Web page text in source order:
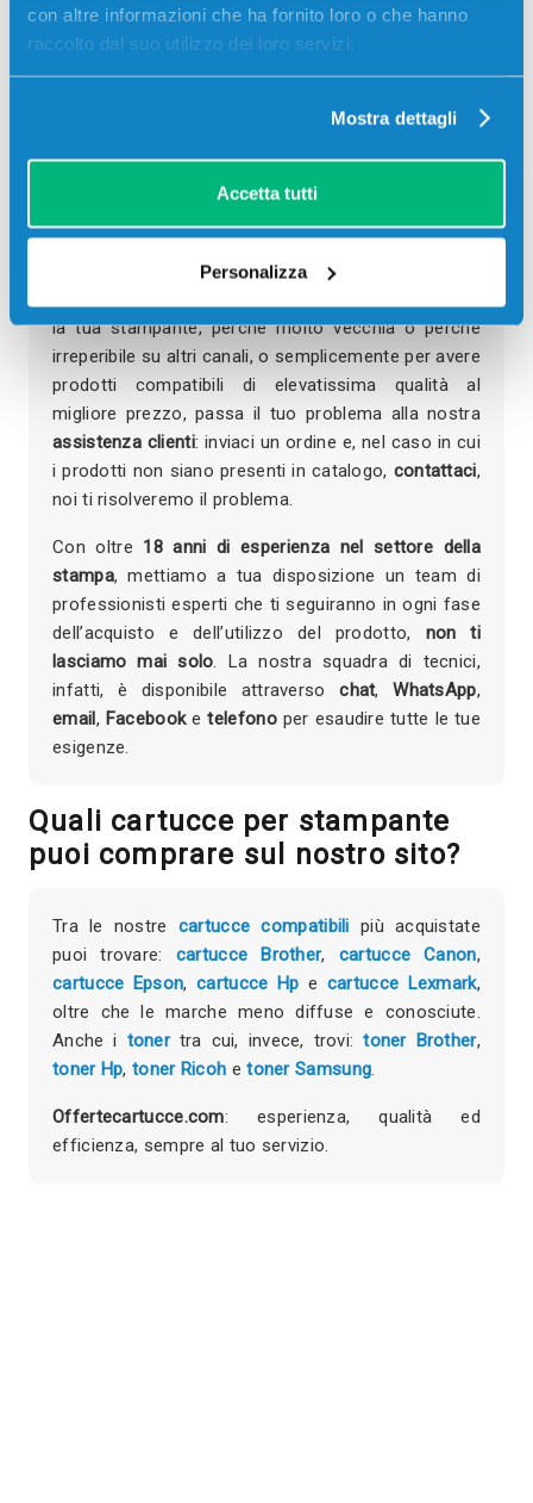
con altre informazioni che ha fornito loro o che hanno
raccolto dal suo utilizzo dei loro servizi.
Mostra dettagli
Accetta tutti
Personalizza
I nostri magazzini sono sempre forniti con un’ampia
selezione dicartucce e toner compatibili per
stampanti,fotocopiatriciefax, pronti per essere
spediti in tempi brevissimi. Ma non ci fermiamo qui:
rotoli per registratori di cassae pos,cartucce per
inchiostri per stampanti
Gestiamo ogni ordine con cura, garantendo
consegne rapide e affidabili su tutto il territorio
la tua stampante, perché molto vecchia o perché
irreperibile su altri canali, o semplicemente per avere
prodotti compatibili di elevatissima qualità al
migliore prezzo, passa il tuo problema alla nostra
assistenza clienti: inviaci un ordine e, nel caso in cui
i prodotti non siano presenti in catalogo, contattaci,
noi ti risolveremo il problema.
Con oltre 18 anni di esperienza nel settore della
stampa, mettiamo a tua disposizione un team di
professionisti esperti che ti seguiranno in ogni fase
dell’acquisto e dell’utilizzo del prodotto, non ti
lasciamo mai solo. La nostra squadra di tecnici,
infatti, è disponibile attraversochat,WhatsApp,
email, Facebooketelefonoper esaudire tutte le tue
esigenze.
Quali cartucce per stampante
puoi comprare sul nostro sito?
Tra le nostre cartucce compatibili più acquistate
puoi trovare: cartucce Brother, cartucce Canon,
cartucce Epson,cartucce Hp e cartucce Lexmark,
oltre che le marche meno diffuse e conosciute.
Anche i tonertra cui, invece, trovi:toner Brother,
toner Hp,toner Ricoh etoner Samsung.
Offertecartucce.com: esperienza, qualità ed
efficienza, sempre al tuo servizio.